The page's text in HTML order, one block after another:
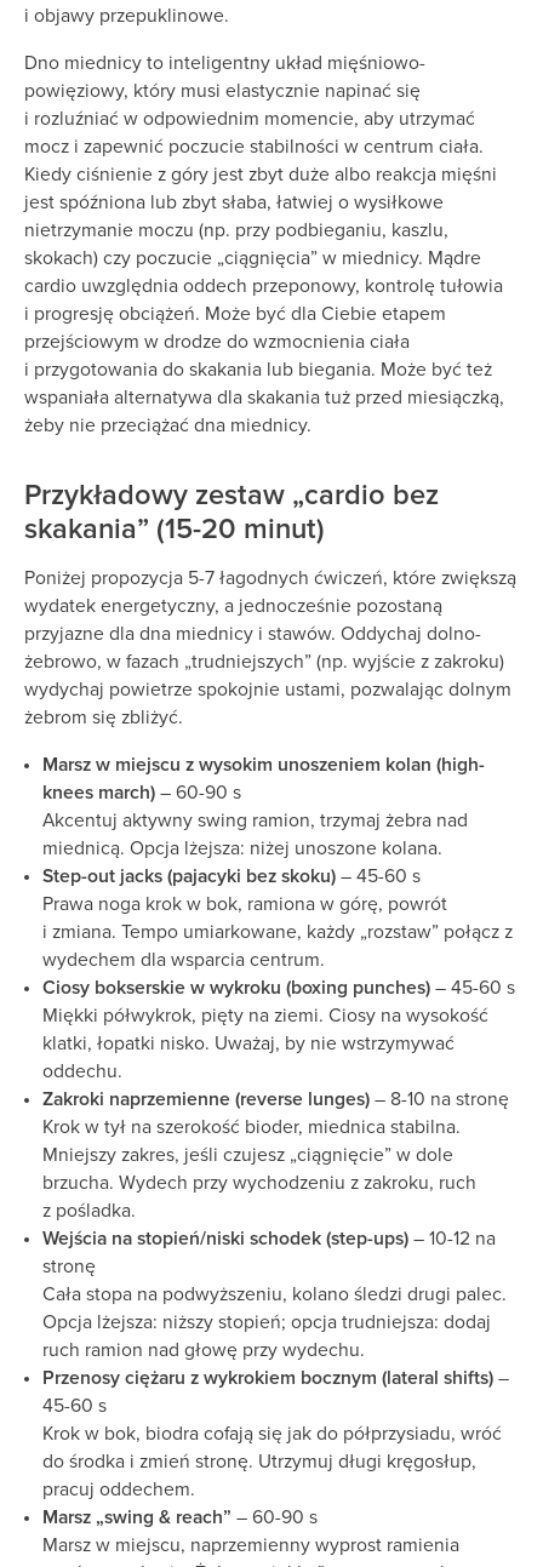
i objawy przepuklinowe.
Dno miednicy to inteligentny układ mięśniowo-
powięziowy, który musi elastycznie napinać się
i rozluźniać w odpowiednim momencie, aby utrzymać
mocz i zapewnić poczucie stabilności w centrum ciała.
Kiedy ciśnienie z góry jest zbyt duże albo reakcja mięśni
jest spóźniona lub zbyt słaba, łatwiej o wysiłkowe
nietrzymanie moczu (np. przy podbieganiu, kaszlu,
skokach) czy poczucie „ciągnięcia” w miednicy. Mądre
cardio uwzględnia oddech przeponowy, kontrolę tułowia
i progresję obciążeń. Może być dla Ciebie etapem
przejściowym w drodze do wzmocnienia ciała
i przygotowania do skakania lub biegania. Może być też
wspaniała alternatywa dla skakania tuż przed miesiączką,
żeby nie przeciążać dna miednicy.
Przykładowy zestaw „cardio bez
skakania” (15-20 minut)
Poniżej propozycja 5-7 łagodnych ćwiczeń, które zwiększą
wydatek energetyczny, a jednocześnie pozostaną
przyjazne dla dna miednicy i stawów. Oddychaj dolno-
żebrowo, w fazach „trudniejszych” (np. wyjście z zakroku)
wydychaj powietrze spokojnie ustami, pozwalając dolnym
żebrom się zbliżyć.
Marsz w miejscu z wysokim unoszeniem kolan (high-
knees march) – 60-90 s
Akcentuj aktywny swing ramion, trzymaj żebra nad
miednicą. Opcja lżejsza: niżej unoszone kolana.
Step-out jacks (pajacyki bez skoku) – 45-60 s
Prawa noga krok w bok, ramiona w górę, powrót
i zmiana. Tempo umiarkowane, każdy „rozstaw” połącz z
wydechem dla wsparcia centrum.
Ciosy bokserskie w wykroku (boxing punches) – 45-60 s
Miękki półwykrok, pięty na ziemi. Ciosy na wysokość
klatki, łopatki nisko. Uważaj, by nie wstrzymywać
oddechu.
Zakroki naprzemienne (reverse lunges) – 8-10 na stronę
Krok w tył na szerokość bioder, miednica stabilna.
Mniejszy zakres, jeśli czujesz „ciągnięcie” w dole
brzucha. Wydech przy wychodzeniu z zakroku, ruch
z pośladka.
Wejścia na stopień/niski schodek (step-ups) – 10-12 na
stronę
Cała stopa na podwyższeniu, kolano śledzi drugi palec.
Opcja lżejsza: niższy stopień; opcja trudniejsza: dodaj
ruch ramion nad głowę przy wydechu.
Przenosy ciężaru z wykrokiem bocznym (lateral shifts) –
45-60 s
Krok w bok, biodra cofają się jak do półprzysiadu, wróć
do środka i zmień stronę. Utrzymuj długi kręgosłup,
pracuj oddechem.
Marsz „swing & reach” – 60-90 s
Marsz w miejscu, naprzemienny wyprost ramienia